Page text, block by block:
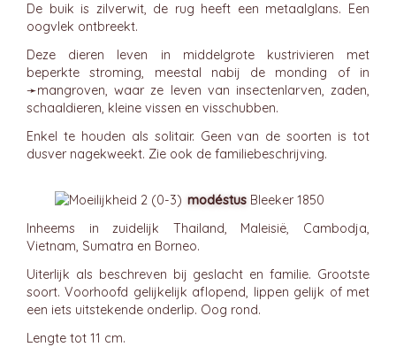
De buik is zilverwit, de rug heeft een metaalglans. Een
oogvlek ontbreekt.
Deze dieren leven in middelgrote kustrivieren met
beperkte stroming, meestal nabij de monding of in
➛mangroven, waar ze leven van insectenlarven, zaden,
schaaldieren, kleine vissen en visschubben.
Enkel te houden als solitair. Geen van de soorten is tot
dusver nagekweekt. Zie ook de familiebeschrijving.
modéstus Bleeker 1850
Inheems in zuidelijk Thailand, Maleisië, Cambodja,
Vietnam, Sumatra en Borneo.
Uiterlijk als beschreven bij geslacht en familie. Grootste
soort. Voorhoofd gelijkelijk aflopend, lippen gelijk of met
een iets uitstekende onderlip. Oog rond.
Lengte tot 11 cm.